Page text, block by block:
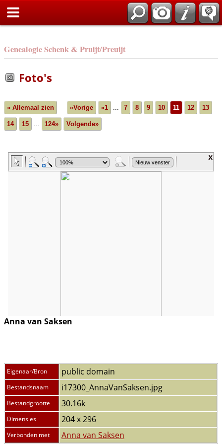
Genealogie Schenk & Pruijt/Preuijt
Foto's
» Allemaal zien «Vorige «1 ... 7 8 9 10 11 12 13
14 15 ... 124» Volgende»
Anna van Saksen
Eigenaar/Bron public domain
Bestandsnaam i17300_AnnaVanSaksen.jpg
Bestandgrootte 30.16k
Dimensies 204 x 296
Verbonden met Anna van Saksen